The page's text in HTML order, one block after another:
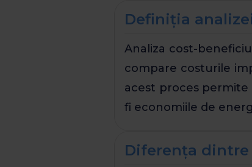
Definiția
Analiza cost-
compare costurile
acest proces
fi economiile de
Diferența